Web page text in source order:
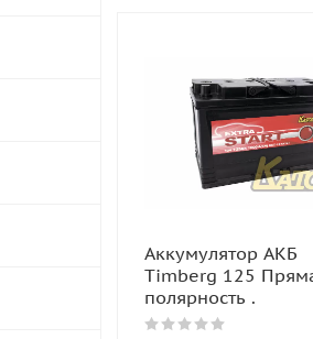
Аккумулятор АКБ
Timberg 125
полярность .